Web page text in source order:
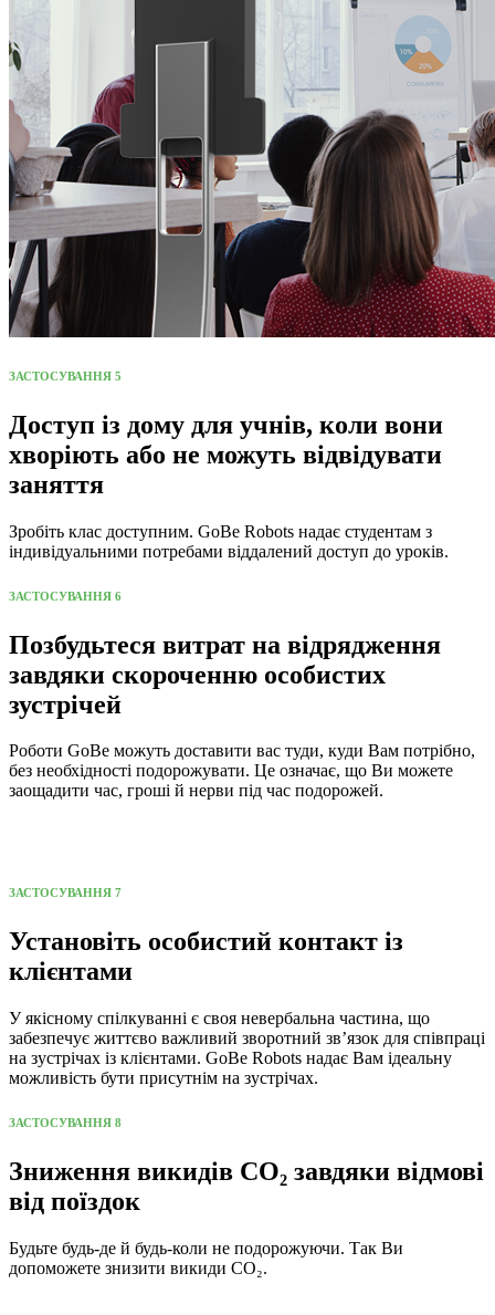
ЗАСТОСУВАННЯ 5
Доступ із дому для учнів, коли вони
хворіють або не можуть відвідувати
заняття
Зробіть клас доступним. GoBe Robots надає студентам з
індивідуальними потребами віддалений доступ до уроків.
ЗАСТОСУВАННЯ 6
Позбудьтеся витрат на відрядження
завдяки скороченню особистих
зустрічей
Роботи GoBe можуть доставити вас туди, куди Вам потрібно,
без необхідності подорожувати. Це означає, що Ви можете
заощадити час, гроші й нерви під час подорожей.
ЗАСТОСУВАННЯ 7
Установіть особистий контакт із
клієнтами
У якісному спілкуванні є своя невербальна частина, що
забезпечує життєво важливий зворотний зв’язок для співпраці
на зустрічах із клієнтами. GoBe Robots надає Вам ідеальну
можливість бути присутнім на зустрічах.
ЗАСТОСУВАННЯ 8
Зниження викидів CO₂ завдяки відмові
від поїздок
Будьте будь-де й будь-коли не подорожуючи. Так Ви
допоможете знизити викиди CO₂.